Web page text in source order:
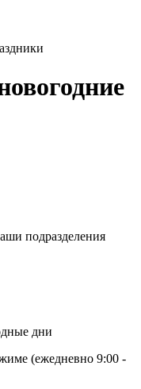
подразделения
дни
(ежедневно 9:00 -